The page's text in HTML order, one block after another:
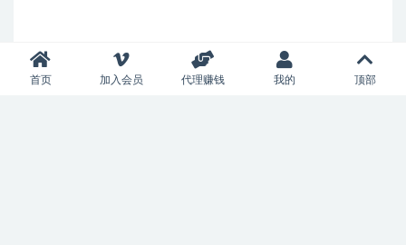
首页 加入会员 代理赚钱 我的 顶部